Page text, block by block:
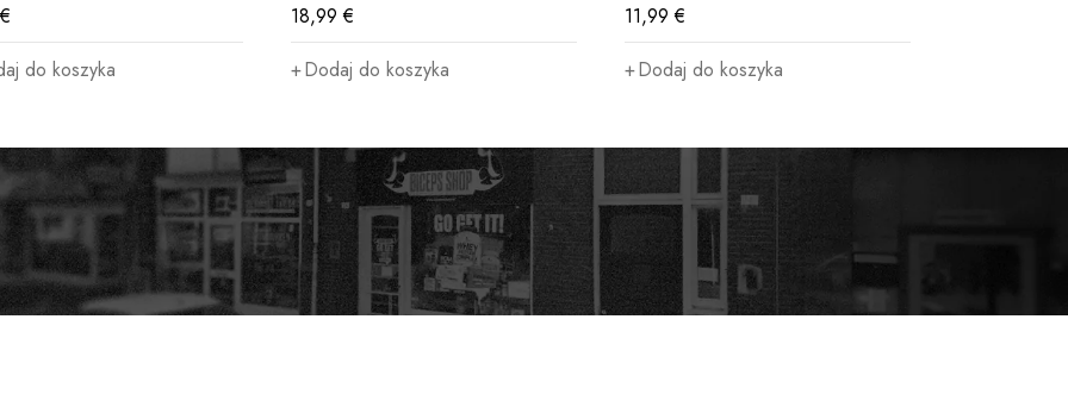
€
do koszyka
18,99€
Dodaj do koszyka
11,99€
Dodaj do koszyka